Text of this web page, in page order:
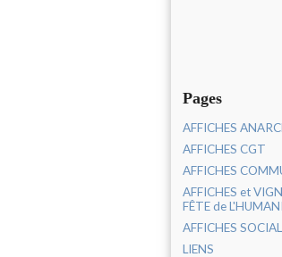
Pages
AFFICHES
AFFICHES CGT
AFFICHES
AFFICHES et
FÊTE de
AFFICHES
LIENS